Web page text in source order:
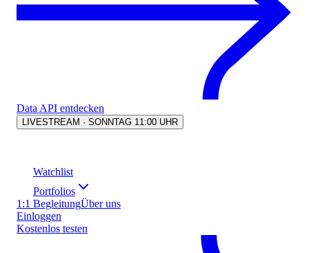
Data API entdecken
LIVESTREAM · SONNTAG 11:00 UHR
Watchlist
Portfolios
1:1 BegleitungÜber uns
Einloggen
Kostenlos testen